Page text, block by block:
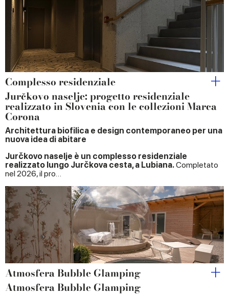
may combine it with other information that you’ve
provided to them or that they’ve collected from your use
of their services.
Complesso residenziale
Jurčkovo naselje: progetto residenziale
realizzato in Slovenia con le collezioni Marca
Corona
Architettura biofilica e design contemporaneo per una
nuova idea di abitare
Jurčkovo naselje è un complesso residenziale
realizzato lungo Jurčkova cesta, a Lubiana.Completato
nel 2026, il pro…
Atmosfera Bubble Glamping
Atmosfera Bubble Glamping